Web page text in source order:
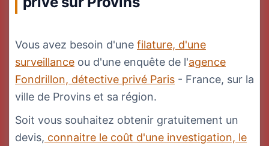
Vous avez besoin d'une filature, d'une
surveillance ou d'une enquête de l'agence
Fondrillon, détective privé Paris - France, sur la
ville de Provins et sa région.
Soit vous souhaitez obtenir gratuitement un
devis, connaitre le coût d'une investigation, le